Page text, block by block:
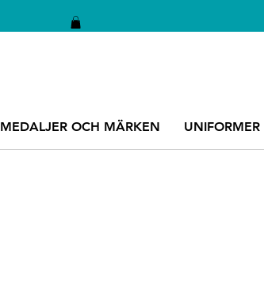
MEDALJER OCH MÄRKEN